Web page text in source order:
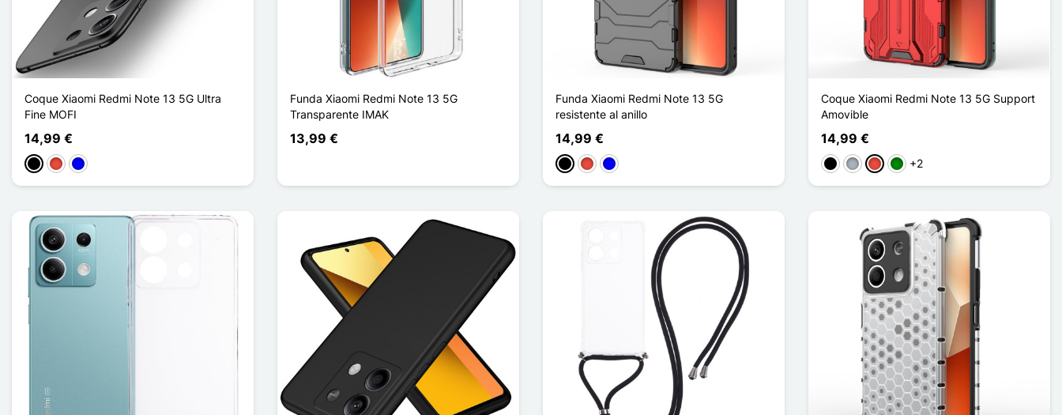
Coque Xiaomi Redmi Note 13 5G Ultra
Fine MOFI
14,99 €
NegroRojoAzul
Funda Xiaomi Redmi Note 13 5G
Transparente IMAK
13,99 €
Funda Xiaomi Redmi Note 13 5G
resistente al anillo
14,99 €
NegroRojoAzul
Coque Xiaomi Redmi Note 13 5G Support
Amovible
14,99 €
NegroGris RojoVerde
+2